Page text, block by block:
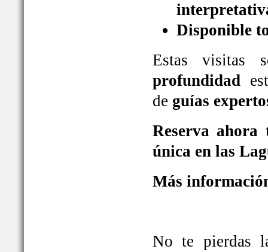
Disponible
Estas
profundidad
de guías
Reserva
única en las
Más
No te pierdas